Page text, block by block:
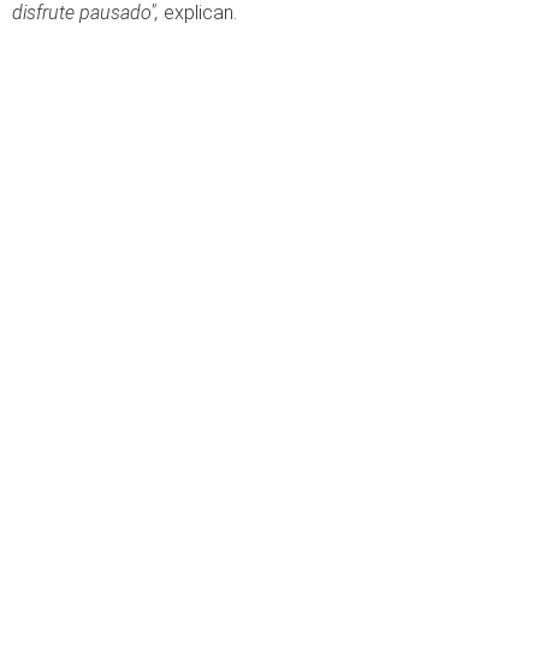
disfrute pausado", explican.